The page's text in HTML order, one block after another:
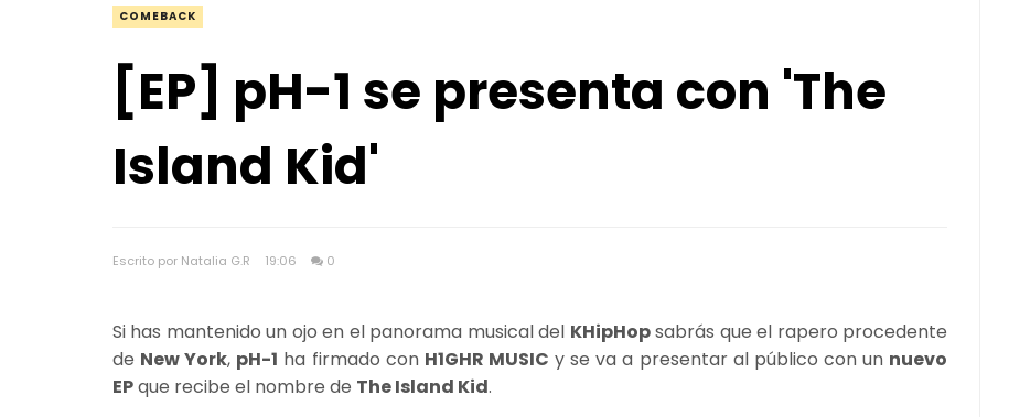
COMEBACK
[EP] pH-1 se presenta con 'The
Island Kid'
Escrito por Natalia G.R 19:06 0
Si has mantenido un ojo en el panorama musical del KHipHopsabrás que el rapero procedente
de New York, pH-1 ha firmado con H1GHR MUSIC y se va a presentar al público con un nuevo
EPque recibe el nombre de The Island Kid.